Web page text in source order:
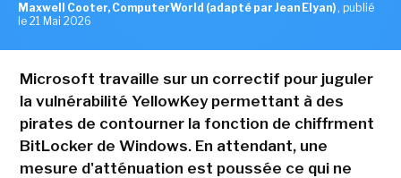
Maxwell Cooter, ComputerWorld (adapté par Jean Elyan) , publié
le 21 Mai 2026
Microsoft travaille sur un correctif pour juguler
la vulnérabilité YellowKey permettant à des
pirates de contourner la fonction de chiffrment
BitLocker de Windows. En attendant, une
mesure d'atténuation est poussée ce qui ne